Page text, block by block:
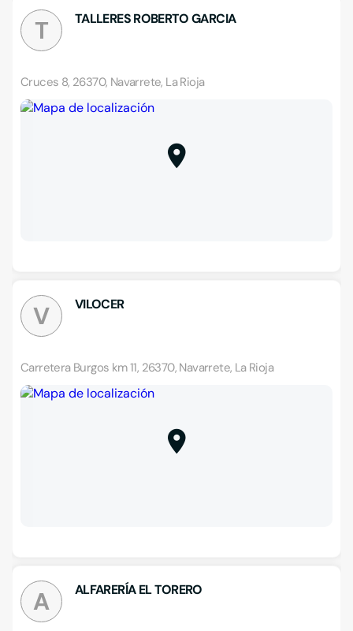
T TALLERES ROBERTO GARCIA
Cruces 8, 26370, Navarrete, La Rioja
V VILOCER
Carretera Burgos km 11, 26370, Navarrete, La Rioja
A ALFARERÍA EL TORERO